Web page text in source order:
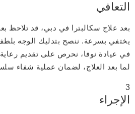
التعافي
بعد علاج سكالبترا في دبي، قد تلاحظ
يختفي بسرعة. ننصح بتدليك الوجه
في عيادة نوفا، نحرص على تقديم رعاية
لما بعد العلاج، لضمان عملية شفاء
3
الإجراء